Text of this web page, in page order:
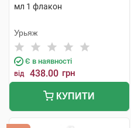
мл 1 флакон
Урьяж
Є в наявності
від 438.00 грн
КУПИТИ